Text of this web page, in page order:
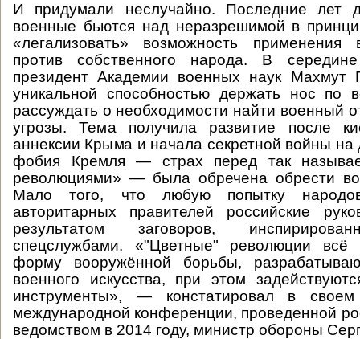
И придумали неслучайно. Последние лет
военные бьются над неразрешимой в
«легализовать» возможность применения
против собственного народа. В
президент Академии военных наук Махмут
уникальной способностью держать нос по
рассуждать о необходимости найти военный
угрозы. Тема получила развитие после
аннексии Крыма и начала секретной войны на
фобия Кремля — страх перед так
революциями» — была обречена обрести
Мало того, что любую попытку
авторитарных правителей российские
результатом заговоров,
спецслужбами. «"Цветные" революции всё
форму вооружённой борьбы,
военного искусства, при этом
инструменты», — констатировал в
международной конференции, проведенной
ведомством в 2014 году, министр обороны